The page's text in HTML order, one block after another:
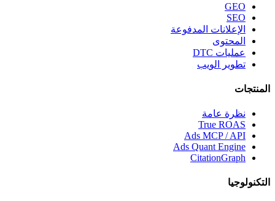
GEO
SEO
الإعلانات المدفوعة
المحتوى
عمليات DTC
تطوير الويب
المنتجات
نظرة عامة
True ROAS
Ads MCP / API
Ads Quant Engine
CitationGraph
التكنولوجيا